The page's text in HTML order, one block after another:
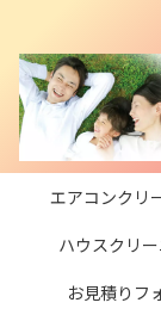
エアコンクリ
ハウスクリ
お見積りフ